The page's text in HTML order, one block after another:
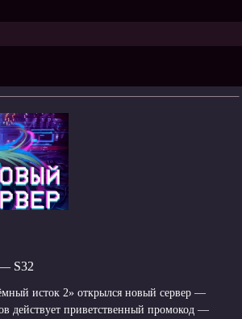
S32
исток 2» открылся новый сервер —
действует приветственный промокод —